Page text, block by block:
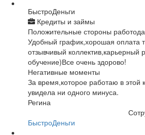
БыстроДеньги
Кредиты и займы
Положительные стороны
Удобный график,хорошая оплата
отзывчивый коллектив,карьерный
обучение)Все очень здорово!
Негативные моменты
За время,которое работаю в этой
увидела ни одного минуса.
Регина
БыстроДеньги